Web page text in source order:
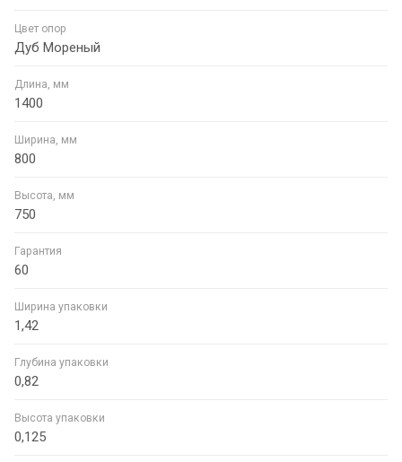
Цвет опор
Дуб Мореный
Длина, мм
1400
Ширина, мм
800
Высота, мм
750
Гарантия
60
Ширина упаковки
1,42
Глубина упаковки
0,82
Высота упаковки
0,125